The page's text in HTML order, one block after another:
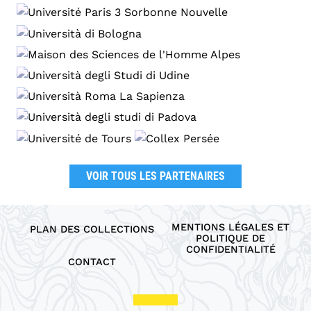
VOIR TOUS LES PARTENAIRES
PLAN DES COLLECTIONS
CONTACT
MENTIONS LÉGALES ET
POLITIQUE DE
CONFIDENTIALITÉ